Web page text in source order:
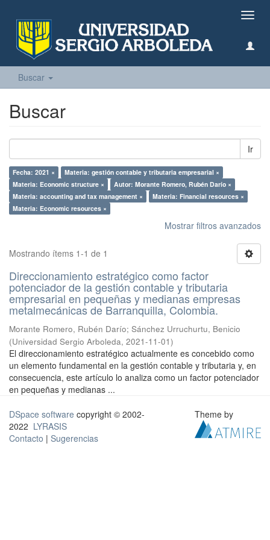
Buscar
Buscar
Ir
Fecha: 2021 ×
Materia: gestión contable y tributaria empresarial ×
Materia: Economic structure ×
Autor: Morante Romero, Rubén Darío ×
Materia: accounting and tax management ×
Materia: Financial resources ×
Materia: Economic resources ×
Mostrar filtros avanzados
Mostrando ítems 1-1 de 1
Direccionamiento estratégico como factor
potenciador de la gestión contable y tributaria
empresarial en pequeñas y medianas empresas
metalmecánicas de Barranquilla, Colombia.
Morante Romero, Rubén Darío; Sánchez Urruchurtu, Benicio
(Universidad Sergio Arboleda, 2021-11-01)
El direccionamiento estratégico actualmente es concebido como
un elemento fundamental en la gestión contable y tributaria y, en
consecuencia, este artículo lo analiza como un factor potenciador
en pequeñas y medianas ...
DSpace software copyright © 2002-
2022 LYRASIS
Contacto | Sugerencias
Theme by